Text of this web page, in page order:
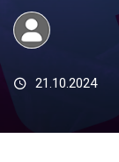
21.10.2024